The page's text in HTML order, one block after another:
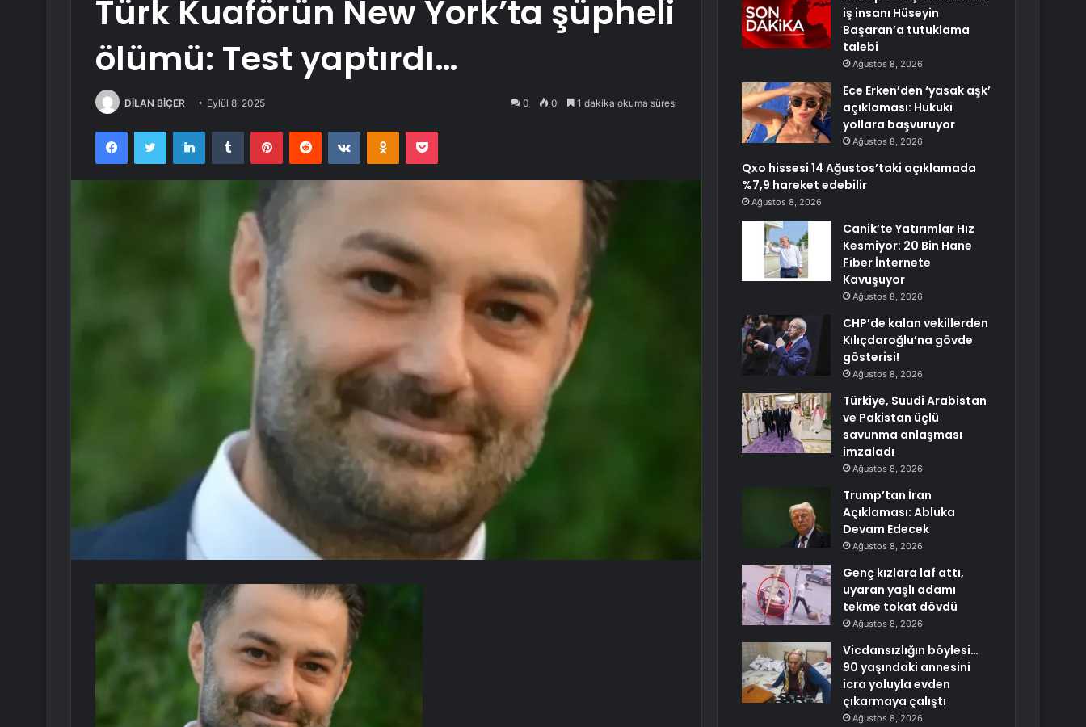
Türk Kuaförün New York’ta şüpheli
ölümü: Test yaptırdı…
DİLAN BİÇER Eylül 8, 2025 0 0 1 dakika okuma süresi
FacebookTwitter LinkedInTumblr PinterestReddit VKontakteOdnoklassniki
Pocket
iş insanı Hüseyin
Başaran’a tutuklama
talebi
Ağustos 8, 2026
Ece Erken’den ‘yasak aşk’
açıklaması: Hukuki
yollara başvuruyor
Ağustos 8, 2026
Qxo hissesi 14 Ağustos’taki açıklamada
%7,9 hareket edebilir
Ağustos 8, 2026
Canik’te Yatırımlar Hız
Kesmiyor: 20 Bin Hane
Fiber İnternete
Kavuşuyor
Ağustos 8, 2026
CHP’de kalan vekillerden
Kılıçdaroğlu’na gövde
gösterisi!
Ağustos 8, 2026
Türkiye, Suudi Arabistan
ve Pakistan üçlü
savunma anlaşması
imzaladı
Ağustos 8, 2026
Trump’tan İran
Açıklaması: Abluka
Devam Edecek
Ağustos 8, 2026
Genç kızlara laf attı,
uyaran yaşlı adamı
tekme tokat dövdü
Ağustos 8, 2026
Vicdansızlığın böylesi…
90 yaşındaki annesini
icra yoluyla evden
çıkarmaya çalıştı
Ağustos 8, 2026